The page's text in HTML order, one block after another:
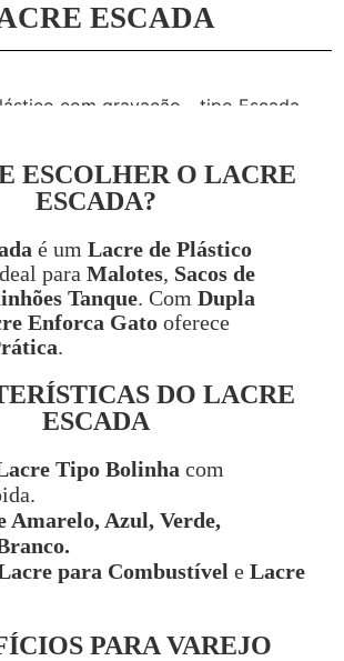
ESCADA
ESCOLHER O LACRE
ESCADA?
é um Lacre de Plástico
para Malotes, Sacos de
Tanque. Com Dupla
Enforca Gato oferece
.
DO LACRE
ESCADA
Tipo Bolinha com
Amarelo, Azul, Verde,
para Combustível e Lacre
PARA VAREJO